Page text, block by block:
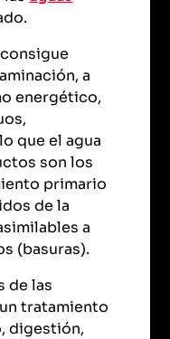
a
energético,
que el agua
son los
primario
de la
a
(basuras).
de las
tratamiento
digestión,